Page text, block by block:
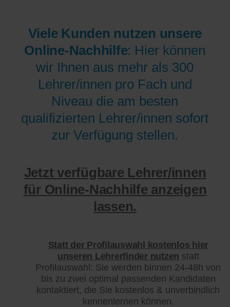
Viele Kunden nutzen unsere
Online-Nachhilfe: Hier können
wir Ihnen aus mehr als 300
Lehrer/innen pro Fach und
Niveau die am besten
qualifizierten Lehrer/innen sofort
zur Verfügung stellen.
Jetzt verfügbare Lehrer/innen
für Online-Nachhilfe anzeigen
lassen.
Statt der Profilauswahl kostenlos hier
unseren Lehrerfinder nutzen statt
Profilauswahl: Sie werden binnen 24-48h von
bis zu zwei optimal passenden Kandidaten
kontaktiert, die Sie kostenlos & unverbindlich
kennenlernen können.